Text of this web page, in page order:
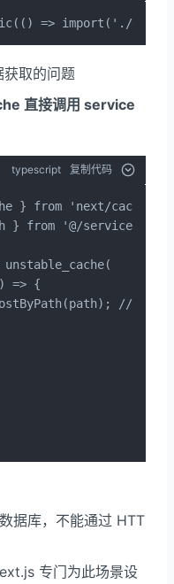
=> import('./
获取的问题
直接调用 service
typescript 复制代码
} from 'next/cache';
} from '@/services/
=> {
// 直接
据库，不能通过 HTT
专门为此场景设